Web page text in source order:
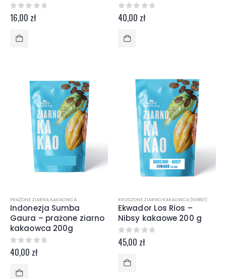
0z 5
16,00 zł 0z 5
40,00 zł
PRAŻONE ZIARNA KAKAOWCA
Indonezja Sumba
Gaura – prażone ziarno
kakaowca 200g
0z 5
40,00 zł
KRUSZONE ZIARNO KAKAOWCA (NIBSY)
Ekwador Los Rios –
Nibsy kakaowe 200 g
0z 5
45,00 zł